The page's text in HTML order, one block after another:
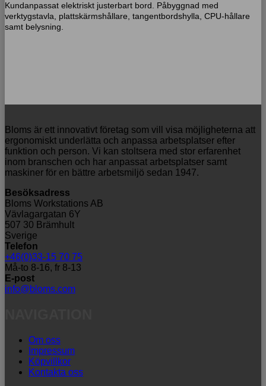
Kundanpassat elektriskt justerbart bord. Påbyggnad med
verktygstavla, plattskärmshållare, tangentbordshylla, CPU-hållare
samt belysning.
Bloms är ett innovativt företag som vill visa möjligheterna att
ergonomiskt underlätta och anpassa arbetsplatser efter
funktion och person. Vi kan stoltsera med stor erfarenhet
inom branschen och har anpassat arbetsplatser samt
maskiner för en bättre arbetsmiljö sedan 1947.
Besöksadress
Bloms Workstations AB
Vävlagargatan 6Y
507 30 Brämhult
Sverige
Telefon
+46(0)33-15 70 75
Må-to 8-16, fr 8-13
E-post
info@bloms.com
Om oss
Impressum
Köpvillkor
Kontakta oss